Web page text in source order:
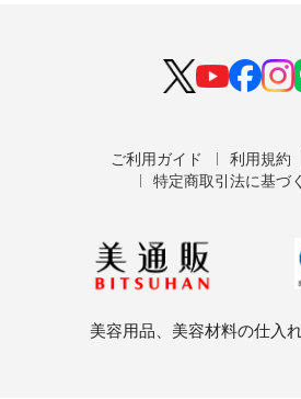
ご利用ガイド 利用規約
特定商取引法に基づ
美容用品、美容材料の仕入